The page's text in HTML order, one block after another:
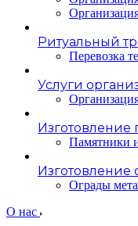
Ритуальный
Перевозка
Услуги
Изготовление
Памятники
Изготовление
Ограды
О нас